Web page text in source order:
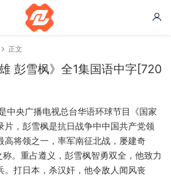
正文
彭雪枫》全1集国语中字[720
中央广播电视总台华语环球节目《国家
片，彭雪枫是抗日战争中中国共产党领
高将领之一，率军南征北战，屡建奇
称。重占遵义，彭雪枫智勇双全，他致力
。打日本，杀汉奸，他令敌人闻风丧